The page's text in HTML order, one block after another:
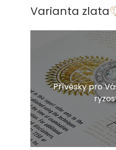
Varianta zlata
Přívěsky pro